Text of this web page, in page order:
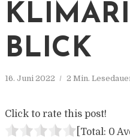
BLICK
16. Juni 2022 2 Min.
Click to rate this post!
[Total: 0